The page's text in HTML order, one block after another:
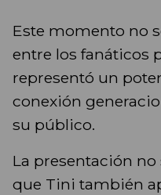
Este momento no
entre los fanáticos
representó un
conexión
su público.
La presentación
que Tini también